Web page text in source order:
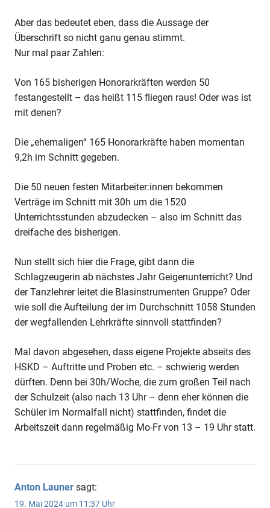
Aber das bedeutet eben, dass die Aussage der
Überschrift so nicht ganu genau stimmt.
Nur mal paar Zahlen:
Von 165 bisherigen Honorarkräften werden 50
festangestellt – das heißt 115 fliegen raus! Oder was ist
mit denen?
Die „ehemaligen“ 165 Honorarkräfte haben momentan
9,2h im Schnitt gegeben.
Die 50 neuen festen Mitarbeiter:innen bekommen
Verträge im Schnitt mit 30h um die 1520
Unterrichtsstunden abzudecken – also im Schnitt das
dreifache des bisherigen.
Nun stellt sich hier die Frage, gibt dann die
Schlagzeugerin ab nächstes Jahr Geigenunterricht? Und
der Tanzlehrer leitet die Blasinstrumenten Gruppe? Oder
wie soll die Aufteilung der im Durchschnitt 1058 Stunden
der wegfallenden Lehrkräfte sinnvoll stattfinden?
Mal davon abgesehen, dass eigene Projekte abseits des
HSKD – Auftritte und Proben etc. – schwierig werden
dürften. Denn bei 30h/Woche, die zum großen Teil nach
der Schulzeit (also nach 13 Uhr – denn eher können die
Schüler im Normalfall nicht) stattfinden, findet die
Arbeitszeit dann regelmäßig Mo-Fr von 13 – 19 Uhr statt.
Anton Launer sagt:
19. Mai 2024 um 11:37 Uhr